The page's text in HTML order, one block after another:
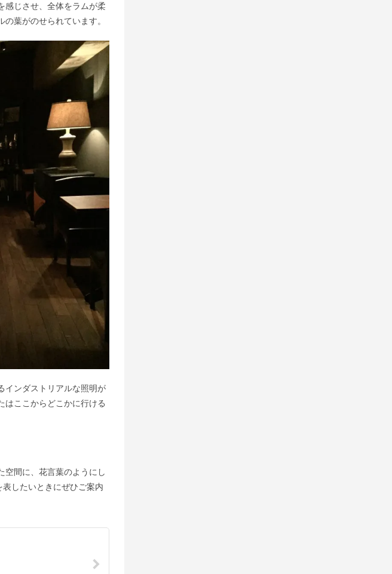
感じさせ、全体をラムが柔
葉がのせられています。
インダストリアルな照明が
はここからどこかに行ける
空間に、花言葉のようにし
したいときにぜひご案内